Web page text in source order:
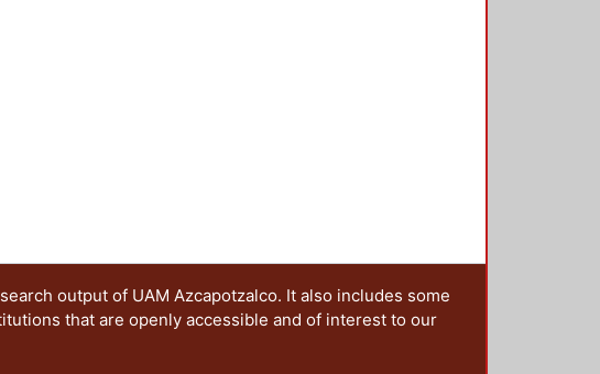
output of UAM Azcapotzalco. It also includes some
that are openly accessible and of interest to our